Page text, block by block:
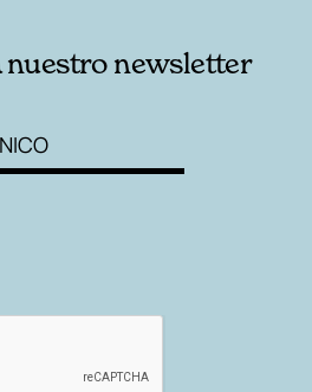
nuestro newsletter